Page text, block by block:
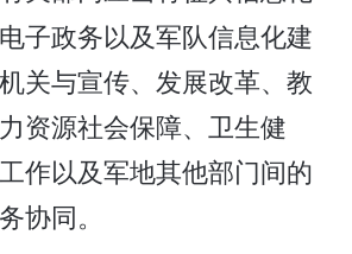
子政务以及军队信息化建
关与宣传、发展改革、教
资源社会保障、卫生健
作以及军地其他部门间的
协同。